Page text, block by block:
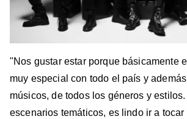
"Nos gustar estar porque básicamente
muy especial con todo el país y
músicos, de todos los géneros y
escenarios temáticos, es lindo ir a